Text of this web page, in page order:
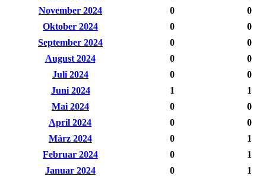
November 2024
0
0
Oktober 2024
0
0
September 2024
0
0
August 2024
0
0
Juli 2024
0
0
Juni 2024
1
1
Mai 2024
0
0
April 2024
0
0
März 2024
0
1
Februar 2024
0
1
Januar 2024
0
1